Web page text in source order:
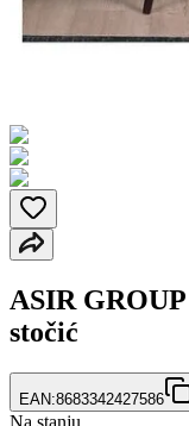
ASIR
stočić
EAN:8683342427586
Na stanju